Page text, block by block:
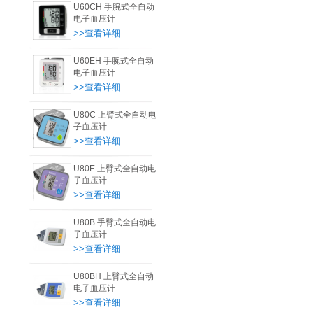
U60CH 手腕式全自动
电子血压计
>>查看详细
U60EH 手腕式全自动
电子血压计
>>查看详细
U80C 上臂式全自动电
子血压计
>>查看详细
U80E 上臂式全自动电
子血压计
>>查看详细
U80B 手臂式全自动电
子血压计
>>查看详细
U80BH 上臂式全自动
电子血压计
>>查看详细